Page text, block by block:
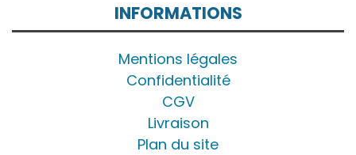
INFORMATIONS
Mentions légales
Confidentialité
CGV
Livraison
Plan du site